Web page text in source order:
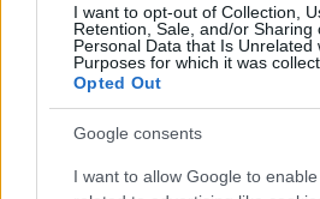
I want to opt-out of Collection,
Retention, Sale, and/or Sharing
Personal Data that Is Unrelated
Purposes for which it was
Opted Out
Google consents
I want to allow Google to
Kéthónapos a Tisza-
ELEMZÉSEK 2026. júl. 21.